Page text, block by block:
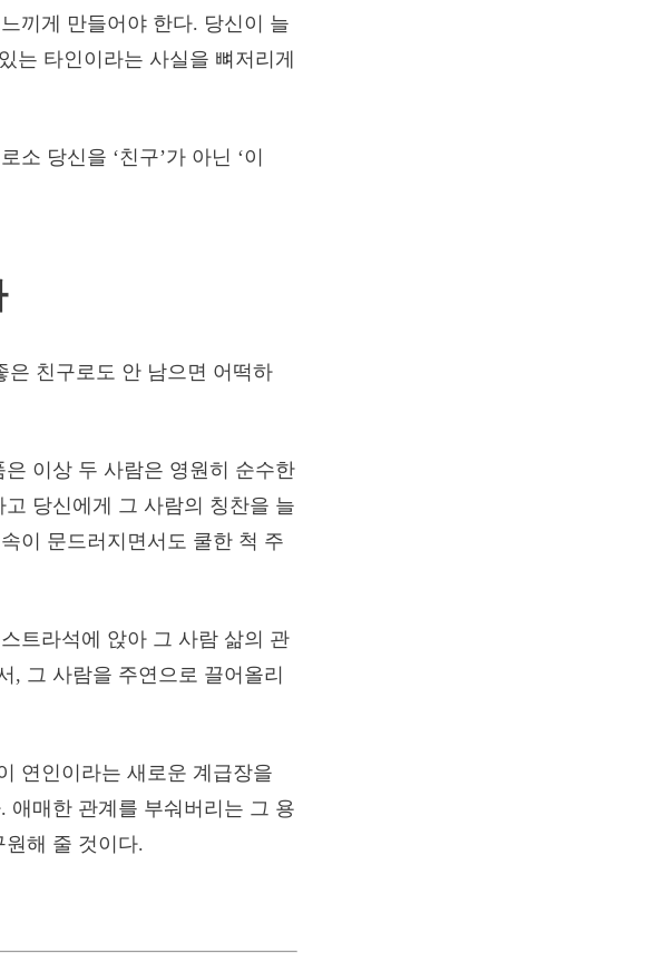
끼게 만들어야 한다. 당신이 늘
는 타인이라는 사실을 뼈저리게
당신을 ‘친구’가 아닌 ‘이
은 친구로도 안 남으면 어떡하
이상 두 사람은 영원히 순수한
당신에게 그 사람의 칭찬을 늘
이 문드러지면서도 쿨한 척 주
트라석에 앉아 그 사람 삶의 관
, 그 사람을 주연으로 끌어올리
연인이라는 새로운 계급장을
애매한 관계를 부숴버리는 그 용
해 줄 것이다.